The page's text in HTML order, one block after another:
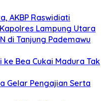
AKBP Raswidiati
Lampung Utara
di Tanjung Pademawu
ke Bea Cukai Madura Tak
Gelar Pengajian Serta